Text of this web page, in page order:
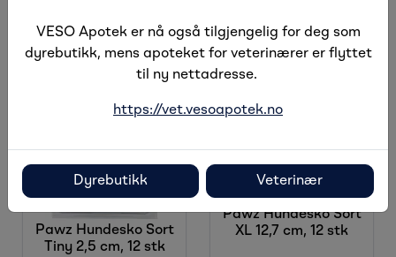
Pawz Hundesko Sort
Tiny 2,5 cm, 12 stk
Pawz Hundesko Sort
XL 12,7 cm, 12 stk
VESO Apotek er nå også tilgjengelig for deg som
dyrebutikk, mens apoteket for veterinærer er flyttet
til ny nettadresse.
https://vet.vesoapotek.no
Dyrebutikk Veterinær